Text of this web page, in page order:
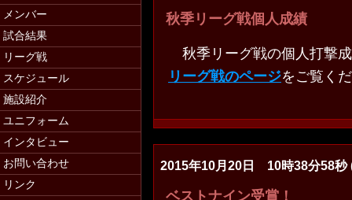
学生スタッフ募集（マネージャー・コ
秋季リーグ戦個人成績
秋季リーグ戦の個人打撃
リーグ戦のページをご覧く
2015年10月20日 10時38分58秒
ベストナイン受賞！
メンバー
試合結果
リーグ戦
スケジュール
施設紹介
ユニフォーム
インタビュー
お問い合わせ
リンク